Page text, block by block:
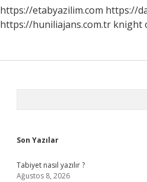
https://etabyazilim.com https://
https://huniliajans.com.tr knight
Son Yazılar
Tabiyet nasıl yazılır ?
Ağustos 8, 2026